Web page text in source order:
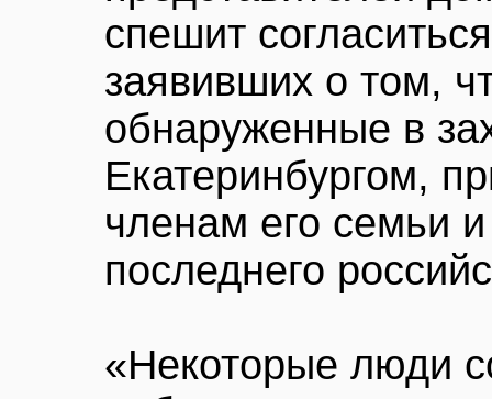
спешит
заявивших о том,
обнаруженные в
Екатеринбургом,
членам его семьи
последнего
«Некоторые люди